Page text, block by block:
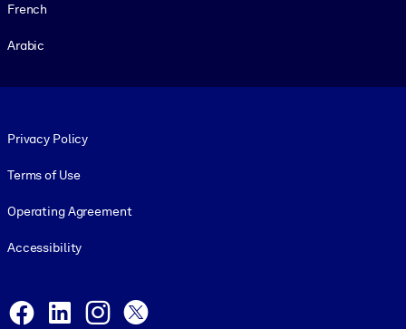
French
Arabic
Privacy Policy
Terms of Use
Operating Agreement
Accessibility
Facebook
LinkedInInstagram